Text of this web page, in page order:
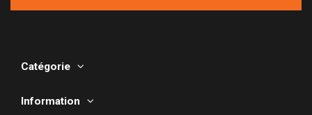
Catégorie
Information